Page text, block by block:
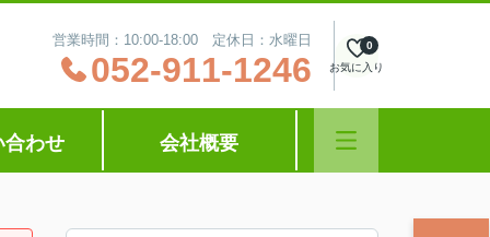
営業時間：10:00‐18:00 定休日：水曜日
052-911-1246 お気に入り
0
合わせ 会社概要